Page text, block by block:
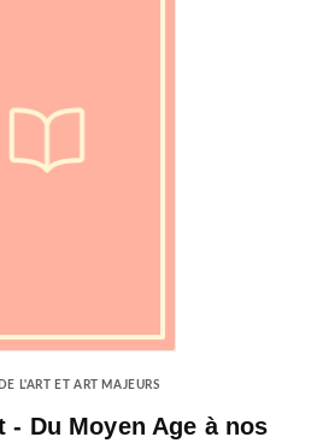
L'ART ET ART MAJEURS
Du Moyen Age à nos